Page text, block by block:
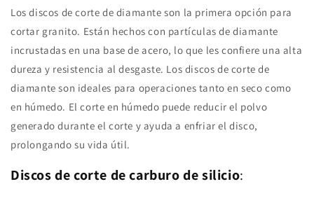
Los discos de corte de diamante son la primera opción para
cortar granito. Están hechos con partículas de diamante
incrustadas en una base de acero, lo que les confiere una alta
dureza y resistencia al desgaste. Los discos de corte de
diamante son ideales para operaciones tanto en seco como
en húmedo. El corte en húmedo puede reducir el polvo
generado durante el corte y ayuda a enfriar el disco,
prolongando su vida útil.
Discos de corte de carburo de silicio: